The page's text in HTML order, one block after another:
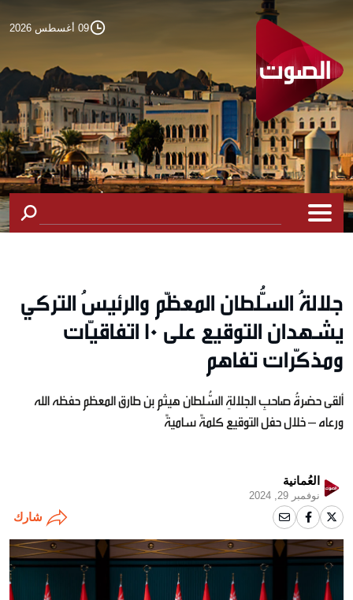
09 أغسطس 2026
جلالةُ السُّلطان المعظّم والرئيسُ التركي
يشهدان التوقيع على 10 اتفاقيّات
ومذكّرات تفاهم
ألقى حضرةُ صاحبِ الجلالةِ السُّلطان هيثم بن طارق المعظم حفظه الله
ورعاه – خلال حفل التوقيع كلمةً ساميةً
العُمانية
نوفمبر 29, 2024
شارك